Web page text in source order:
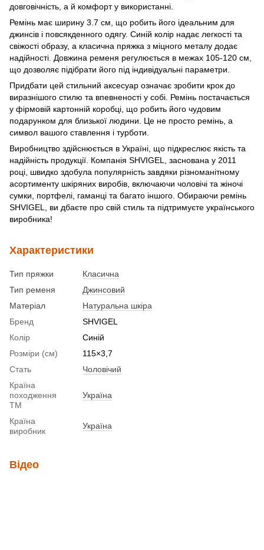
довговічність, а й комфорт у використанні.
Ремінь має ширину 3.7 см, що робить його ідеальним для
джинсів і повсякденного одягу. Синій колір надає легкості та
свіжості образу, а класична пряжка з міцного металу додає
надійності. Довжина ременя регулюється в межах 105-120 см,
що дозволяє підібрати його під індивідуальні параметри.
Придбати цей стильний аксесуар означає зробити крок до
виразнішого стилю та впевненості у собі. Ремінь постачається
у фірмовій картонній коробці, що робить його чудовим
подарунком для близької людини. Це не просто ремінь, а
символ вашого ставлення і турботи.
Виробництво здійснюється в Україні, що підкреслює якість та
надійність продукції. Компанія SHVIGEL, заснована у 2011
році, швидко здобула популярність завдяки різноманітному
асортименту шкіряних виробів, включаючи чоловічі та жіночі
сумки, портфелі, гаманці та багато іншого. Обираючи ремінь
SHVIGEL, ви дбаєте про свій стиль та підтримуєте українського
виробника!
Характеристики
Тип пряжки
Класична
Тип ременя
Джинсовий
Матеріал
Натуральна шкіра
Бренд
SHVIGEL
Колір
Синій
Розміри (см)
115×3,7
Стать
Чоловічий
Країна
походження
ТМ
Україна
Країна
виробник
Україна
Відео